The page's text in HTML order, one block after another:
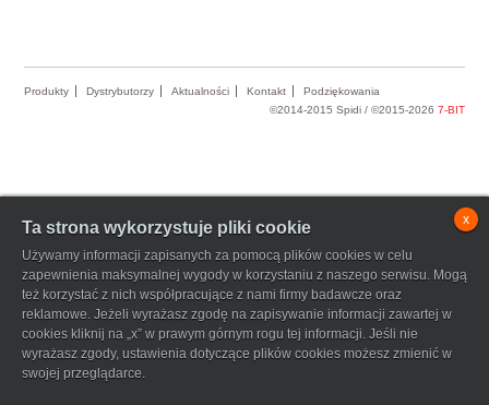
Ta strona wykorzystuje pliki cookie
Używamy informacji zapisanych za pomocą plików cookies w celu
zapewnienia maksymalnej wygody w korzystaniu z naszego serwisu. Mogą
też korzystać z nich współpracujące z nami firmy badawcze oraz
reklamowe. Jeżeli wyrażasz zgodę na zapisywanie informacji zawartej w
cookies kliknij na „x” w prawym górnym rogu tej informacji. Jeśli nie
wyrażasz zgody, ustawienia dotyczące plików cookies możesz zmienić w
swojej przeglądarce.
x
Produkty Dystrybutorzy Aktualności Kontakt
Podziękowania
©2014-2015 Spidi / ©2015-2026 7-BIT